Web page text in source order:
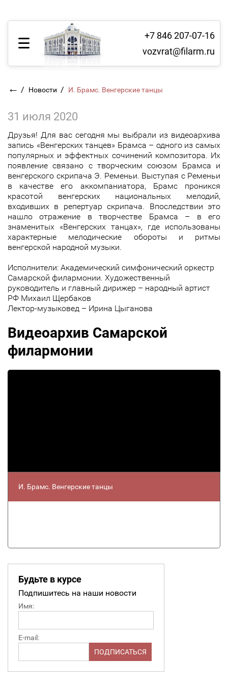
+7 846 207-07-16
vozvrat@filarm.ru
← / Новости / И. Брамс. Венгерские танцы
31 июля 2020
Друзья! Для вас сегодня мы выбрали из видеоархива
запись «Венгерских танцев» Брамса – одного из самых
популярных и эффектных сочинений композитора. Их
появление связано с творческим союзом Брамса и
венгерского скрипача Э. Ременьи. Выступая с Ременьи
в качестве его аккомпаниатора, Брамс проникся
красотой венгерских национальных мелодий,
входивших в репертуар скрипача. Впоследствии это
нашло отражение в творчестве Брамса – в его
знаменитых «Венгерских танцах», где использованы
характерные мелодические обороты и ритмы
венгерской народной музыки.
Исполнители: Академический симфонический оркестр
Самарской филармонии. Художественный
руководитель и главный дирижер – народный артист
РФ Михаил Щербаков
Лектор-музыковед – Ирина Цыганова
Видеоархив Самарской
филармонии
И. Брамс. Венгерские танцы
Будьте в курсе
Подпишитесь на наши новости
Имя:
E-mail: